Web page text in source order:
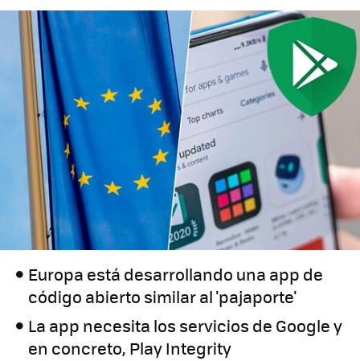
Europa está desarrollando una app de
código abierto similar al 'pajaporte'
La app necesita los servicios de Google y
en concreto, Play Integrity